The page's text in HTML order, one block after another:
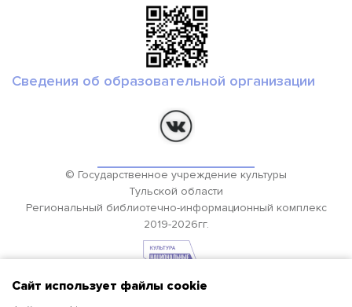
Сайт использует файлы cookie
Сведения об образовательной организации
© Государственное учреждение культуры
Тульской области
Региональный библиотечно-информационный комплекс
2019-2026гг.